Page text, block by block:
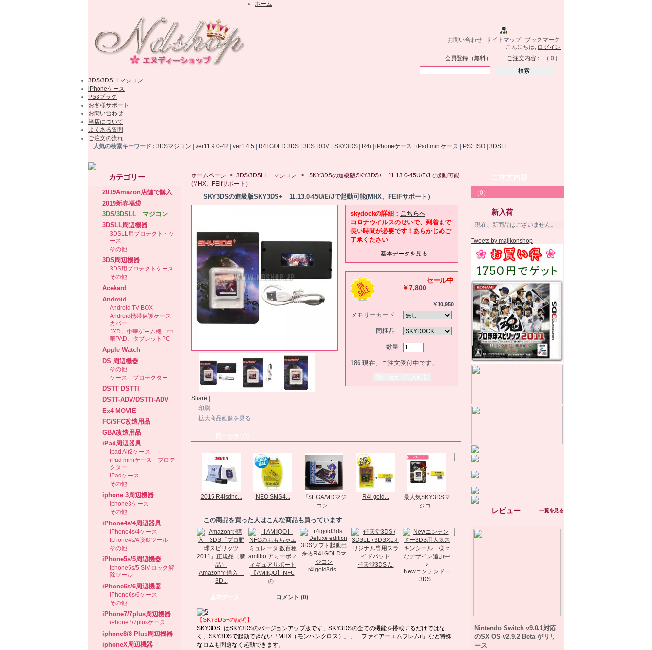
お問い合わせ サイトマップ
ブックマーク
こんにちは,
ログイン
ご注文内容： （０）
会員登録（無料）
ホーム
3DS/3DSLLマジコン
iPhoneケース
PS3プラグ
お客様サポート
お問い合わせ
当店について
よくある質問
ご注文の流れ
人気の検索キーワード : 3DSマジコン ver11.9.0-42 ver1.4.5 R4I GOLD 3DS 3DS ROM SKY3DS R4i iPhoneケース iPad miniケース PS3 ISO 3DSLL
カテゴリー
2019Amazon店舗で購入
2019新春福袋
3DS/3DSLL マジコン
3DSLL周辺機器
3DSLL用プロテクト・ケ
ース
その他
3DS周辺機器
3DS用プロテクトケース
その他
Acekard
Android
Android TV BOX
Android携帯保護ケース
カバー
JXD、中華ゲーム機、中
華PAD、タブレットPC
Apple Watch
DS 周辺機器
その他
ケース・プロテクター
DSTT DSTTI
DSTT-ADV/DSTTi-ADV
Ex4 MOVIE
FC/SFC改造用品
GBA改造用品
iPad周辺器具
ipad Air2ケース
iPad miniケース・プロテ
クター
iPadケース
その他
iphone 3周辺機器
iphone3ケース
その他
iPhone4s/4周辺器具
iPhone4s/4ケース
Iphone4s/4脱獄ツール
その他
iPhone5s/5周辺機器
Iphone5s/5 SIMロック解
除ツール
iPhone6s/6周辺機器
iPhone6s/6ケース
その他
iPhone7/7plus周辺機器
iPhone7/7plusケース
iphone8/8 Plus周辺機器
iphoneX周辺機器
ホームページ > 3DS/3DSLL マジコン >
SKY3DSの進級版SKY3DS+ 11.13.0-45U/E/Jで起動可能
(MHX、FEifサポート）
SKY3DSの進級版SKY3DS+ 11.13.0-45U/E/Jで起動可能(MHX、FEIFサポート）
Share
印刷
拡大商品画像を見る
skydockの詳細： こちらへ
コロナウイルスのせいで、到着まで
長い時間が必要です！あらかじめご
了承ください
基本データを見る
セール中
￥7,800
￥10,950
メモリーカード :
同梱品 :
数量
186 現在、ご注文受付中です。
2015 R4isdhc... NEO SMS4...
『SEGA/MDマジ
コン...
R4i gold...
最人気SKY3DSマ
ジコ...
SKY3DS 3DS最
新...
この商品を買った人はこんな商品も買っています
Amazonで購入
3D...
【AMIIQO】NFC
の...
r4igold3ds...
任天堂3DS /...
Newニンテンドー
3DS...
コメント (0)
【SKY3DS+の説明】
SKY3DS+はSKY3DSのバージョンアップ版です、SKY3DSの全ての機能を搭載するだけではな
く、SKY3DSで起動できない「MHX（モンハンクロス）」、「ファイアーエムブレムif」など特殊
なロムも問題なく起動できます。
（0）
新入荷
現在、新商品はございません。
Tweets by majikonshop
レビュー 一覧を見る
Nintendo Switch v9.0.1対応
のSX OS v2.9.2 Beta がリリ
ース